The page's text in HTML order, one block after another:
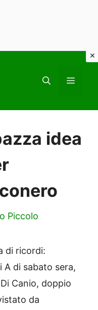
idea
Piccolo
di ricordi:
di sabato sera,
Canio, doppio
da